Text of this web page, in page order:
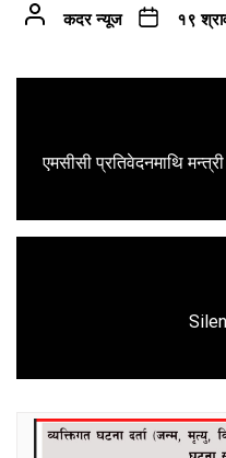
कदर न्यूज १९
एमसीसी प्रतिवेदनमाथि